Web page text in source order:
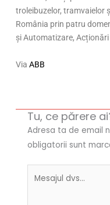
troleibuzelor, tramvaielor
România prin patru
și Automatizare,
ViaABB
Tu, ce părere
Adresa ta de email
obligatorii sunt